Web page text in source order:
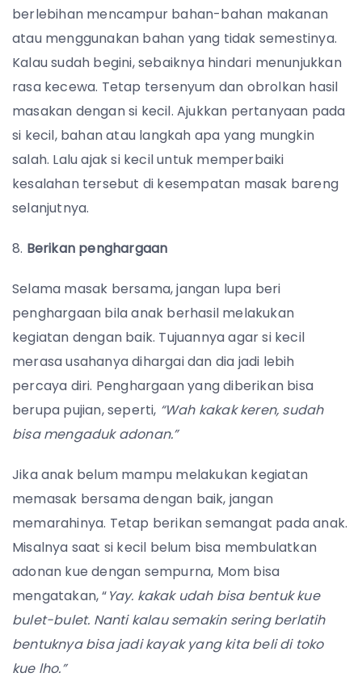
berlebihan mencampur bahan-bahan makanan
atau menggunakan bahan yang tidak semestinya.
Kalau sudah begini, sebaiknya hindari menunjukkan
rasa kecewa. Tetap tersenyum dan obrolkan hasil
masakan dengan si kecil. Ajukkan pertanyaan pada
si kecil, bahan atau langkah apa yang mungkin
salah. Lalu ajak si kecil untuk memperbaiki
kesalahan tersebut di kesempatan masak bareng
selanjutnya.
8. Berikan penghargaan
Selama masak bersama, jangan lupa beri
penghargaan bila anak berhasil melakukan
kegiatan dengan baik. Tujuannya agar si kecil
merasa usahanya dihargai dan dia jadi lebih
percaya diri. Penghargaan yang diberikan bisa
berupa pujian, seperti, “Wah kakak keren, sudah
bisa mengaduk adonan.”
Jika anak belum mampu melakukan kegiatan
memasak bersama dengan baik, jangan
memarahinya. Tetap berikan semangat pada anak.
Misalnya saat si kecil belum bisa membulatkan
adonan kue dengan sempurna, Mom bisa
mengatakan, “Yay. kakak udah bisa bentuk kue
bulet-bulet. Nanti kalau semakin sering berlatih
bentuknya bisa jadi kayak yang kita beli di toko
kue lho.”